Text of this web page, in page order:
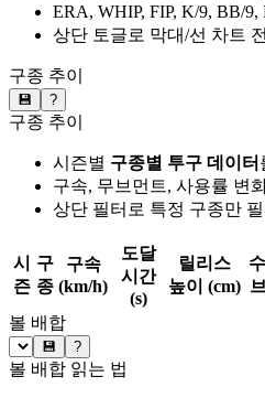
ERA, WHIP, FIP, K/9, BB/
상단 토글로 막대/선 차트
구종 추이
💾 ?
구종 추이
시즌별 구종별 투구 데이터
구속, 무브먼트, 사용률 변
상단 필터로 특정 구종만
시
즌
구
종
구속
(km/h)
도달
시간
(s)
릴리스
높이 (cm)
볼 배합
💾 ?
볼 배합 읽는 법